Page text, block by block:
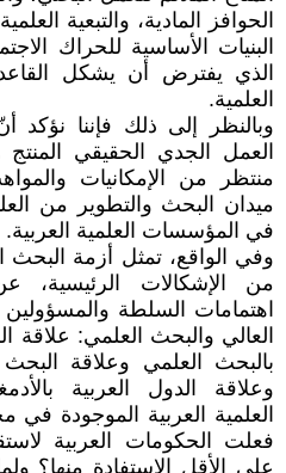
الحوافز المادية، والتبعية
البنيات الأساسية للحراك
الذي يفترض أن يشكل
العلمية.
وبالنظر إلى ذلك فإننا
العمل الجدي الحقيقي
منتظر من الإمكانيات
ميدان البحث والتطوير من
في المؤسسات العلمية العربية.
وفي الواقع، تمثل أزمة البحث
من الإشكالات
اهتمامات السلطة
العالي والبحث العلمي: علاقة
بالبحث العلمي وعلاقة البحث
وعلاقة الدول العربية
العلمية العربية الموجودة في
فعلت الحكومات العربية
على الأقل الاستفادة منها؟